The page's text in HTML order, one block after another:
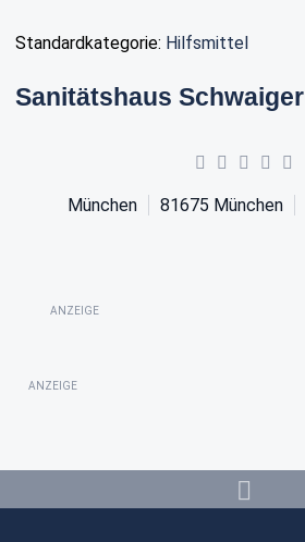
Standardkategorie: Hilfsmittel
Sanitätshaus Schwaiger
München 81675 München
ANZEIGE
ANZEIGE